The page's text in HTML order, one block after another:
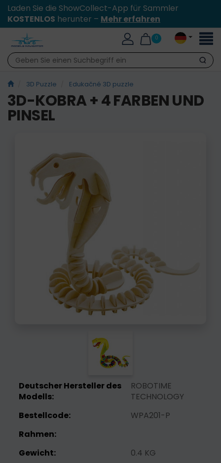
Laden Sie die ShowCollect-App für Sammler
KOSTENLOS herunter – Mehr erfahren
0
Suche
3D Puzzle Edukačné 3D puzzle
3D-KOBRA + 4 FARBEN UND
PINSEL
Deutscher Hersteller des
Modells:
ROBOTIME
TECHNOLOGY
Bestellcode:
WPA201-P
Rahmen:
Gewicht:
0.4 KG